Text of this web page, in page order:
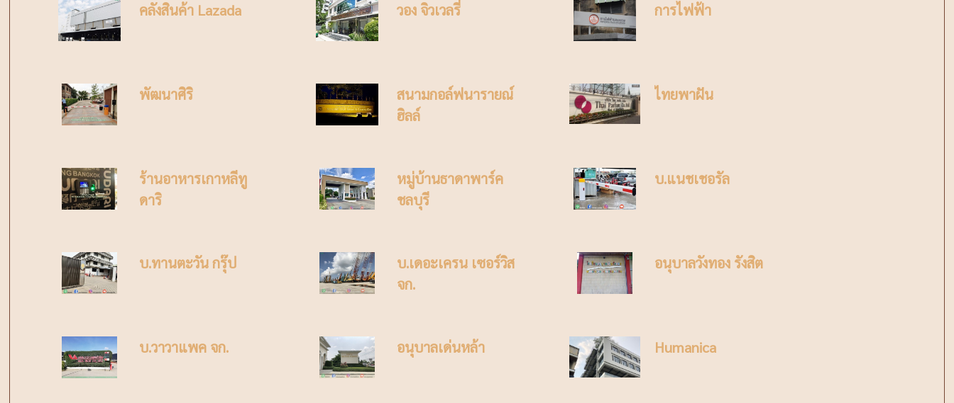
คลังสินค้า Lazada วอง จิวเวลรี่ การไฟฟ้า
พัฒนาศิริ
สนามกอล์ฟนารายณ์
ฮิลล์
ไทยพาฝัน
ร้านอาหารเกาหลีทู
ดาริ
หมู่บ้านธาดาพาร์ค
ชลบุรี
บ.แนชเชอรัล
บ.ทานตะวัน กรุ๊ป
บ.เดอะเครน เซอร์วิส
จก.
อนุบาลวังทอง รังสิต
บ.วาวาแพค จก. อนุบาลเด่นหล้า Humanica